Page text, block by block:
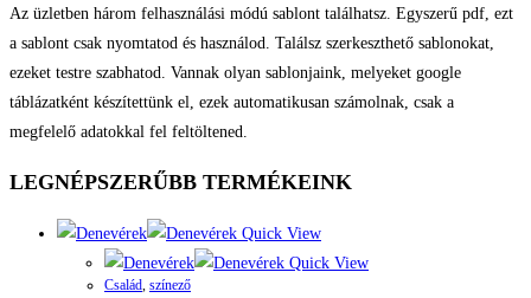
Az üzletben három felhasználási módú sablont találhatsz. Egyszerű pdf, ezt
a sablont csak nyomtatod és használod. Találsz szerkeszthető sablonokat,
ezeket testre szabhatod. Vannak olyan sablonjaink, melyeket google
táblázatként készítettünk el, ezek automatikusan számolnak, csak a
megfelelő adatokkal fel feltöltened.
LEGNÉPSZERŰBB TERMÉKEINK
Quick View
Quick View
Család, színező